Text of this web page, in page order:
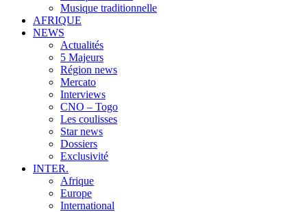
Musique traditionnelle
AFRIQUE
NEWS
Actualités
5 Majeurs
Région news
Mercato
Interviews
CNO – Togo
Les coulisses
Star news
Dossiers
Exclusivité
INTER.
Afrique
Europe
International